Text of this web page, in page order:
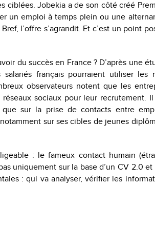
ciblées. Jobekia a de son côté créé
un emploi à temps plein ou une
l’offre s’agrandit. Et c’est un point
du succès en France ? D’après une
français pourraient utiliser les
observateurs notent que les
sociaux pour leur recrutement.
sur la prise de contacts entre
sur ses cibles de jeunes
: le fameux contact humain
uniquement sur la base d’un CV 2.0 et
: qui va analyser, vérifier les